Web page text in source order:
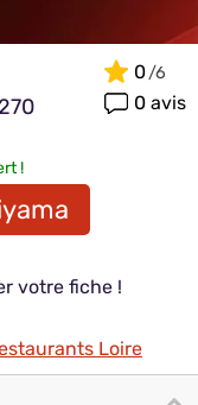
0
0 avis
!
votre fiche !
Loire